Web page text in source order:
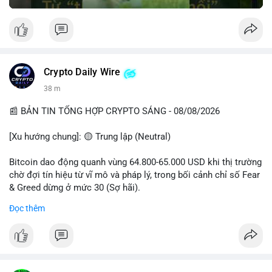
Crypto Daily Wire
38 m
📰 BẢN TIN TỔNG HỢP CRYPTO SÁNG - 08/08/2026
[Xu hướng chung]: 🟡 Trung lập (Neutral)
Bitcoin dao động quanh vùng 64.800-65.000 USD khi thị trường
chờ đợi tín hiệu từ vĩ mô và pháp lý, trong bối cảnh chỉ số Fear
& Greed dừng ở mức 30 (Sợ hãi).
- Thị trường & Giá cả: Chuỗi giao dịch cá voi BTC diễn ra dày
triệu USD lúc 08:19 UTC và 61,37 BTC (gần 4 triệu USD) lúc
Đọc thêm